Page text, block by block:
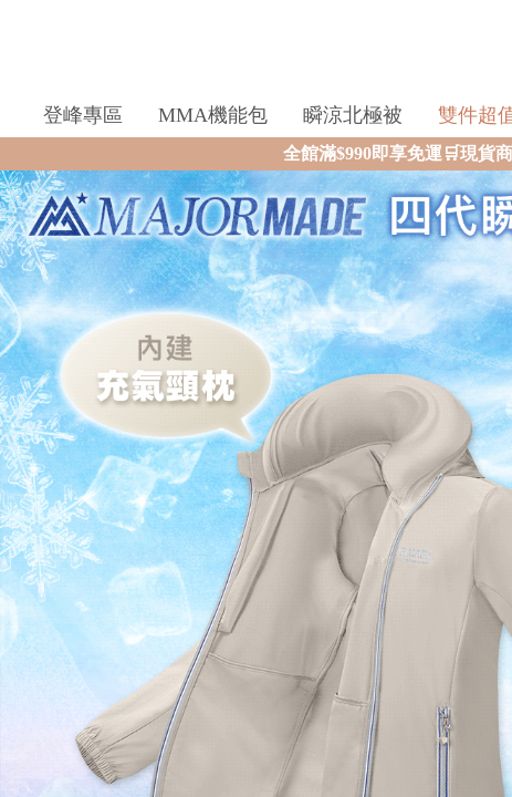
登峰專區 MMA機能包 瞬涼北極被 雙件超
全館滿$990即享免運🛒現貨商品2個工作天內火速寄